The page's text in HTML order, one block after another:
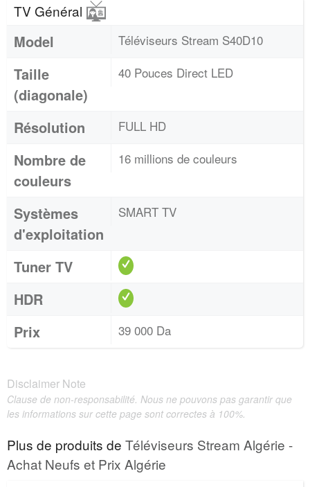
TV Général
Model Téléviseurs Stream S40D10
Taille
(diagonale)
40 Pouces Direct LED
Résolution FULL HD
Nombre de
couleurs
16 millions de couleurs
Systèmes
d'exploitation
SMART TV
Tuner TV
HDR
Prix
39 000 Da
Disclaimer Note
Clause de non-responsabilité. Nous ne pouvons pas garantir que
les informations sur cette page sont correctes à 100%.
Plus de produits de Téléviseurs Stream Algérie -
Achat Neufs et Prix Algérie